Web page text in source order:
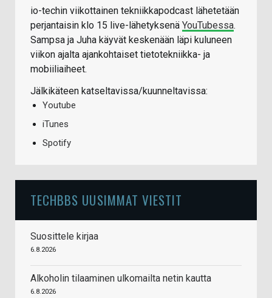
io-techin viikottainen tekniikkapodcast lähetetään
perjantaisin klo 15 live-lähetyksenä YouTubessa.
Sampsa ja Juha käyvät keskenään läpi kuluneen
viikon ajalta ajankohtaiset tietotekniikka- ja
mobiiliaiheet.
Jälkikäteen katseltavissa/kuunneltavissa:
Youtube
iTunes
Spotify
TECHBBS UUSIMMAT VIESTIT
Suosittele kirjaa
6.8.2026
Alkoholin tilaaminen ulkomailta netin kautta
6.8.2026